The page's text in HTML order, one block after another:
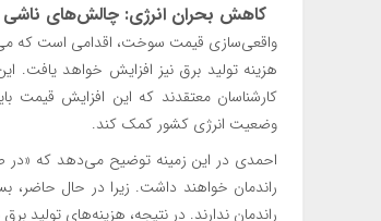
کاهش بحران انرژی: چالش‌های
واقعی‌سازی قیمت سوخت، اقدامی است که
هزینه تولید برق نیز افزایش خواهد یافت.
کارشناسان معتقدند که این افزایش قیمت
وضعیت انرژی کشور کمک کند.
احمدی در این زمینه توضیح می‌دهد که «در
راندمان خواهند داشت. زیرا در حال حاضر،
راندمان ندارند. در نتیجه، هزینه‌های تولید